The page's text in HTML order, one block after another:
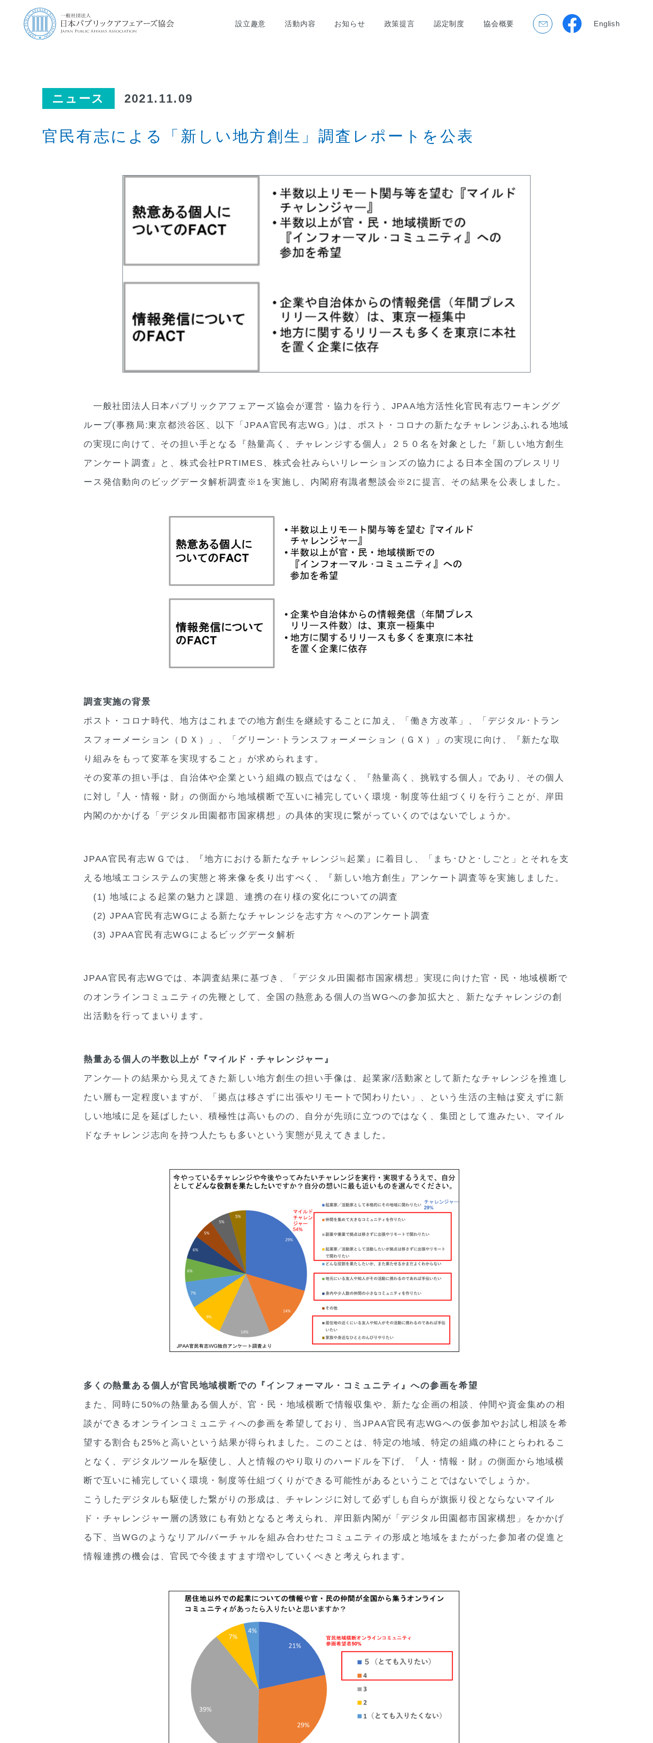
設立趣意 活動内容 お知らせ 政策提言 認定制度 協会概要 English
ニュース 2021.11.09
官民有志による「新しい地方創生」調査レポートを公表
一般社団法人日本パブリックアフェアーズ協会が運営・協力を行う、JPAA地方活性化官民有志ワーキンググ
ループ(事務局:東京都渋谷区、以下「JPAA官民有志WG」)は、ポスト・コロナの新たなチャレンジあふれる地域
の実現に向けて、その担い手となる『熱量高く、チャレンジする個人』２５０名を対象とした『新しい地方創生
アンケート調査』と、株式会社PRTIMES、株式会社みらいリレーションズの協力による日本全国のプレスリリ
ース発信動向のビッグデータ解析調査※1を実施し、内閣府有識者懇談会※2に提言、その結果を公表しました。
調査実施の背景
ポスト・コロナ時代、地方はこれまでの地方創生を継続することに加え、「働き方改革」、「デジタル･トラン
スフォーメーション（ＤＸ）」、「グリーン･トランスフォーメーション（ＧＸ）」の実現に向け、『新たな取
り組みをもって変革を実現すること』が求められます。
その変革の担い手は、自治体や企業という組織の観点ではなく、『熱量高く、挑戦する個人』であり、その個人
に対し『人・情報・財』の側面から地域横断で互いに補完していく環境・制度等仕組づくりを行うことが、岸田
内閣のかかげる「デジタル田園都市国家構想」の具体的実現に繋がっていくのではないでしょうか。
JPAA官民有志ＷＧでは、『地方における新たなチャレンジ≒起業』に着目し、「まち･ひと･しごと」とそれを支
える地域エコシステムの実態と将来像を炙り出すべく、『新しい地方創生』アンケート調査等を実施しました。
(1) 地域による起業の魅力と課題、連携の在り様の変化についての調査
(2) JPAA官民有志WGによる新たなチャレンジを志す方々へのアンケート調査
(3) JPAA官民有志WGによるビッグデータ解析
JPAA官民有志WGでは、本調査結果に基づき、「デジタル田園都市国家構想」実現に向けた官・民・地域横断で
のオンラインコミュニティの先鞭として、全国の熱意ある個人の当WGへの参加拡大と、新たなチャレンジの創
出活動を行ってまいります。
熱量ある個人の半数以上が『マイルド・チャレンジャー』
アンケ―トの結果から見えてきた新しい地方創生の担い手像は、起業家/活動家として新たなチャレンジを推進し
たい層も一定程度いますが、「拠点は移さずに出張やリモートで関わりたい」、という生活の主軸は変えずに新
しい地域に足を延ばしたい、積極性は高いものの、自分が先頭に立つのではなく、集団として進みたい、マイル
ドなチャレンジ志向を持つ人たちも多いという実態が見えてきました。
多くの熱量ある個人が官民地域横断での『インフォーマル・コミュニティ』への参画を希望
また、同時に50%の熱量ある個人が、官・民・地域横断で情報収集や、新たな企画の相談、仲間や資金集めの相
談ができるオンラインコミュニティへの参画を希望しており、当JPAA官民有志WGへの仮参加やお試し相談を希
望する割合も25%と高いという結果が得られました。このことは、特定の地域、特定の組織の枠にとらわれるこ
となく、デジタルツールを駆使し、人と情報のやり取りのハードルを下げ、『人・情報・財』の側面から地域横
断で互いに補完していく環境・制度等仕組づくりができる可能性があるということではないでしょうか。
こうしたデジタルも駆使した繋がりの形成は、チャレンジに対して必ずしも自らが旗振り役とならないマイル
ド・チャレンジャー層の誘致にも有効となると考えられ、岸田新内閣が「デジタル田園都市国家構想」をかかげ
る下、当WGのようなリアル/バーチャルを組み合わせたコミュニティの形成と地域をまたがった参加者の促進と
情報連携の機会は、官民で今後ますます増やしていくべきと考えられます。